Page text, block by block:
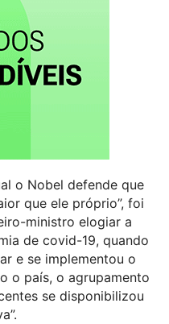
o Nobel defende que
que ele próprio”, foi
ministro elogiar a
de covid-19, quando
e se implementou o
o país, o agrupamento
se disponibilizou